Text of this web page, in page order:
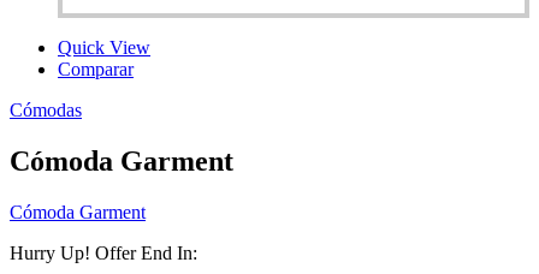
Quick View
Comparar
Cómodas
Cómoda Garment
Cómoda Garment
Hurry Up! Offer End In: